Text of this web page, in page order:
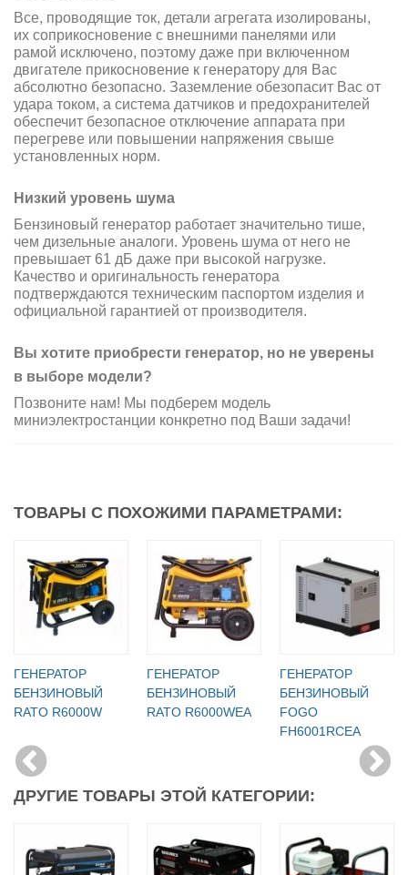
Все, проводящие ток, детали агрегата изолированы,
их соприкосновение с внешними панелями или
рамой исключено, поэтому даже при включенном
двигателе прикосновение к генератору для Вас
абсолютно безопасно. Заземление обезопасит Вас от
удара током, а система датчиков и предохранителей
обеспечит безопасное отключение аппарата при
перегреве или повышении напряжения свыше
установленных норм.
Низкий уровень шума
Бензиновый генератор работает значительно тише,
чем дизельные аналоги. Уровень шума от него не
превышает 61 дБ даже при высокой нагрузке.
Качество и оригинальность генератора
подтверждаются техническим паспортом изделия и
официальной гарантией от производителя.
Вы хотите приобрести генератор, но не уверены
в выборе модели?
Позвоните нам! Мы подберем модель
миниэлектростанции конкретно под Ваши задачи!
ТОВАРЫ С ПОХОЖИМИ ПАРАМЕТРАМИ:
ГЕНЕРАТОР
БЕНЗИНОВЫЙ
RATO R6000W
ГЕНЕРАТОР
БЕНЗИНОВЫЙ
RATO R6000WЕА
ГЕНЕРАТОР
БЕНЗИНОВЫЙ
FOGO
FH6001RCEA
ДРУГИЕ ТОВАРЫ ЭТОЙ КАТЕГОРИИ: